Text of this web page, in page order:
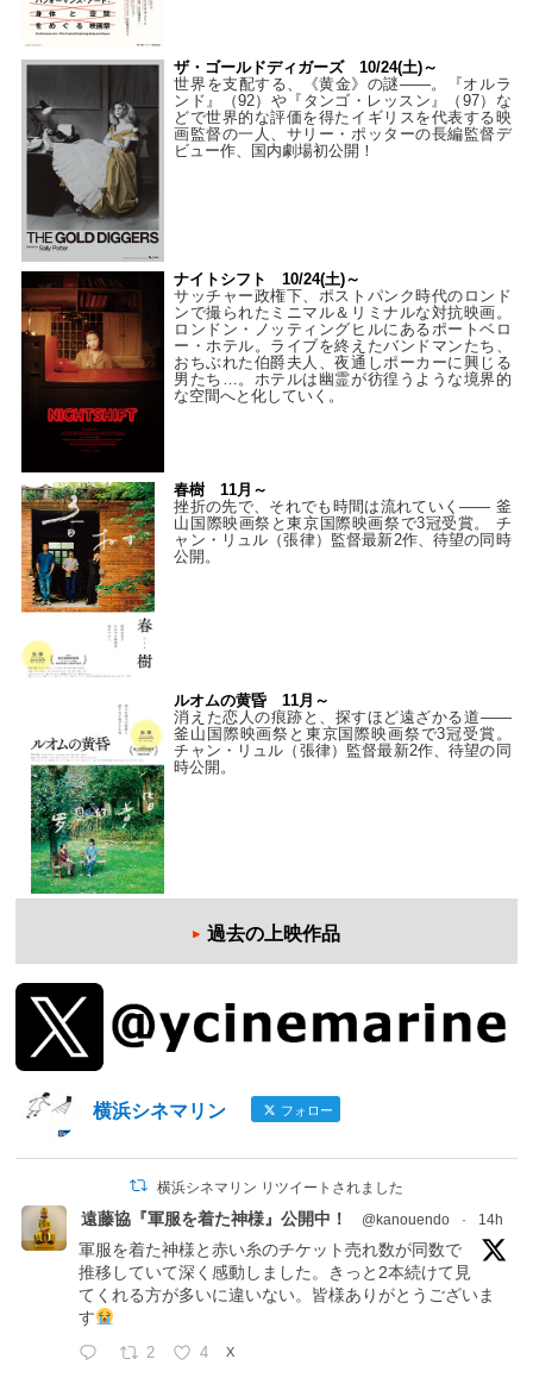
ザ・ゴールドディガーズ 10/24(土)～
世界を支配する、《黄金》の謎――。『オルラ
ンド』（92）や『タンゴ・レッスン』（97）な
どで世界的な評価を得たイギリスを代表する映
画監督の一人、サリー・ポッターの長編監督デ
ビュー作、国内劇場初公開！
ナイトシフト 10/24(土)～
サッチャー政権下、ポストパンク時代のロンド
ンで撮られたミニマル＆リミナルな対抗映画。
ロンドン・ノッティングヒルにあるポートベロ
ー・ホテル。ライブを終えたバンドマンたち、
おちぶれた伯爵夫人、夜通しポーカーに興じる
男たち…。ホテルは幽霊が彷徨うような境界的
な空間へと化していく。
春樹 11月～
挫折の先で、それでも時間は流れていく—— 釜
山国際映画祭と東京国際映画祭で3冠受賞。 チ
ャン・リュル（張律）監督最新2作、待望の同時
公開。
ルオムの黄昏 11月～
消えた恋人の痕跡と、探すほど遠ざかる道——
釜山国際映画祭と東京国際映画祭で3冠受賞。
チャン・リュル（張律）監督最新2作、待望の同
時公開。
過去の上映作品
横浜シネマリン フォロー
横浜シネマリン リツイートされました
遠藤協『軍服を着た神様』公開中！ @kanouendo · 14h
軍服を着た神様と赤い糸のチケット売れ数が同数で
推移していて深く感動しました。きっと2本続けて見
てくれる方が多いに違いない。皆様ありがとうございま
す
2 4 X